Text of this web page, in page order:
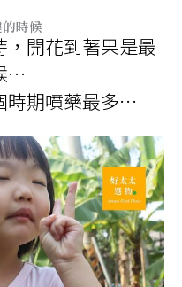
時候
開花到著果是最
…
時期噴藥最多…